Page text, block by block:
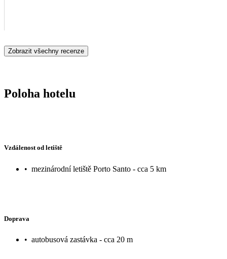
Zobrazit všechny recenze
Poloha hotelu
Vzdálenost od letiště
• mezinárodní letiště Porto Santo - cca 5 km
Doprava
• autobusová zastávka - cca 20 m